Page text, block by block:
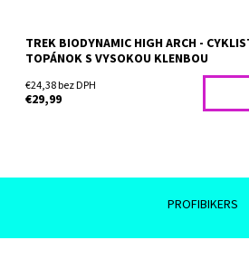
TREK BIODYNAMIC HIGH ARCH -
TOPÁNOK S VYSOKOU KLENBOU
€24,38 bez DPH
€29,99
PROFIBIKERS